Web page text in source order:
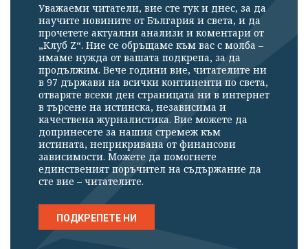
Уважаеми читатели, вие сте тук и днес, за да
научите новините от България и света, и да
прочетете актуални анализи и коментари от
„Клуб Z“. Ние се обръщаме към вас с молба –
имаме нужда от вашата подкрепа, за да
продължим. Вече години вие, читателите ни
в 97 държави на всички континенти по света,
отваряте всеки ден страницата ни в интернет
в търсене на истинска, независима и
качествена журналистика. Вие можете да
допринесете за нашия стремеж към
истината, неприкривана от финансови
зависимости. Можете да помогнете
единственият поръчител на съдържание да
сте вие – читателите.
ПОДКРЕПЕТЕ НИ